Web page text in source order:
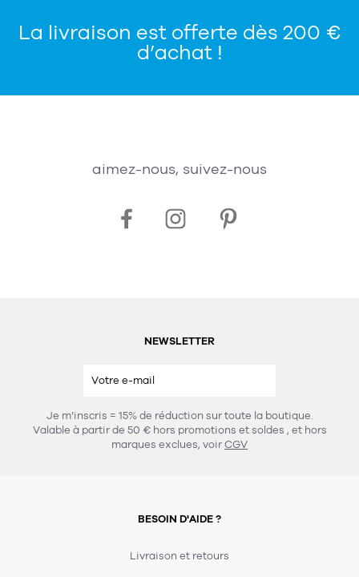
La livraison est offerte dès 200 €
d’achat !
aimez-nous, suivez-nous
NEWSLETTER
Je m’inscris = 15% de réduction sur toute la boutique.
Valable à partir de 50 € hors promotions et soldes , et hors
marques exclues, voirCGV
BESOIN D'AIDE ?
Livraison et retours